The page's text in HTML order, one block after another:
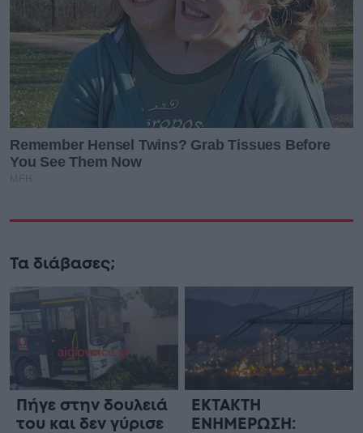
Τα διάβασες;
Πήγε στην δουλειά
του και δεν γύρισε
ΕΚΤΑΚΤΗ
ΕΝΗΜΕΡΩΣΗ: